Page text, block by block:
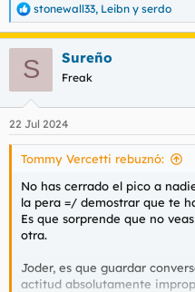
R
e
a
e
s
stonewall33, Leibn y serdo
S Sureño
Freak
22 Jul 2024
Tommy Vercetti rebuznó:
No has cerrado el pico a
la pera =/ demostrar que te
Es que sorprende que no
otra.
Joder, es que guardar
actitud absolutamente